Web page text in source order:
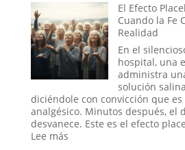
Otro
Mundo:
El
Secreto
no
Confesado
del
Dominio
Militar
Estadounidense
El Efecto
Cuando la Fe
Realidad
En el
hospital, una
administra
solución
diciéndole con convicción que
analgésico. Minutos después, el
desvanece. Este es el efecto
Lee más: